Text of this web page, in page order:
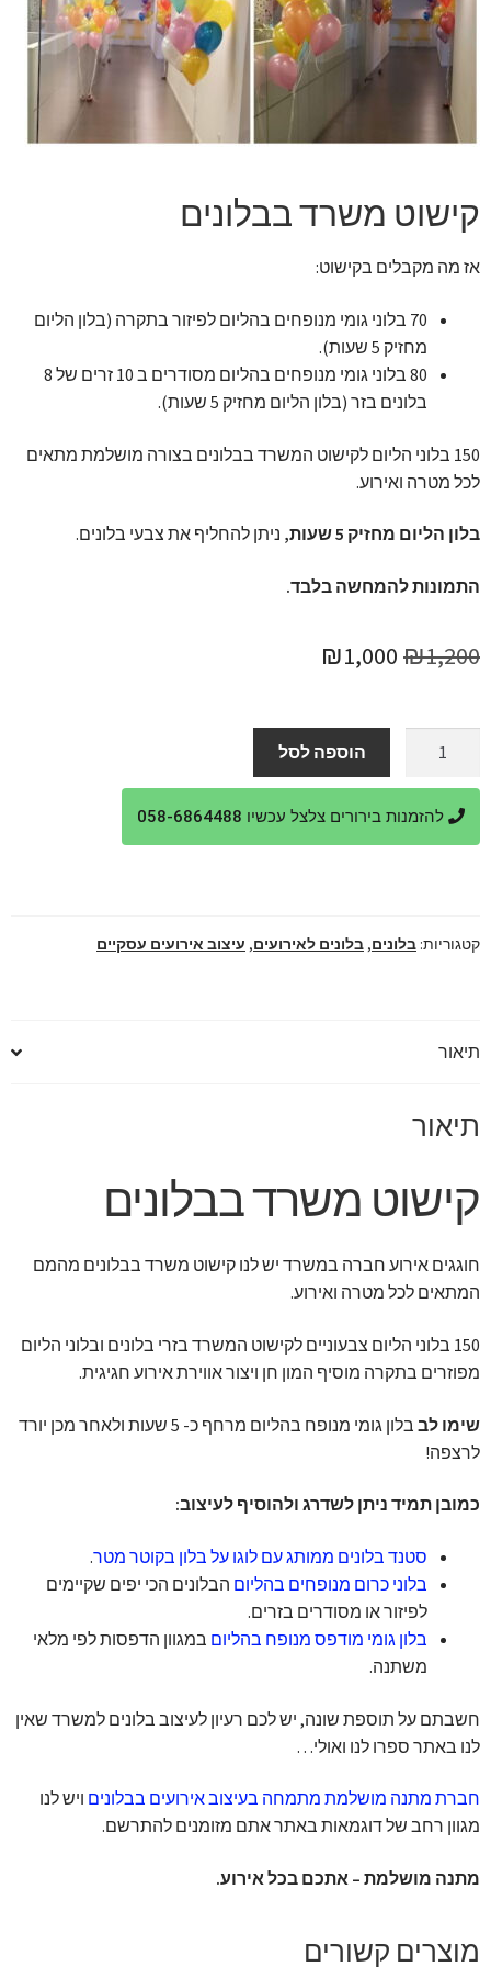
זר מתוק
בלונים בראשון לציון
מתנות בראשון לציון
תשלום
מחירון משלוחי בלונים
קטלוג מוצרים
קישוט משרד בבלונים
אז מה מקבלים בקישוט:
70 בלוני גומי מנופחים בהליום לפיזור בתקרה (בלון הליום
מחזיק 5 שעות).
80 בלוני גומי מנופחים בהליום מסודרים ב 10 זרים של 8
בלונים בזר (בלון הליום מחזיק 5 שעות).
150 בלוני הליום לקישוט המשרד בבלונים בצורה מושלמת מתאים
לכל מטרה ואירוע.
בלון הליום מחזיק 5 שעות, ניתן להחליף את צבעי בלונים.
התמונות להמחשה בלבד.
₪1,200
המחיר
היה:
₪1,200.
₪1,000
הוא:
₪1,000.
קישוט
משרד
בבלונים
הוספה לסל
להזמנות בירורים צלצל עכשיו 058-6864488
קטגוריות: בלונים, בלונים לאירועים, עיצוב אירועים עסקיים
תיאור
תיאור
קישוט משרד בבלונים
חוגגים אירוע חברה במשרד יש לנו קישוט משרד בבלונים מהמם
המתאים לכל מטרה ואירוע.
150 בלוני הליום צבעוניים לקישוט המשרד בזרי בלונים ובלוני הליום
מפוזרים בתקרה מוסיף המון חן ויצור אווירת אירוע חגיגית.
שימו לב
בלון גומי מנופח בהליום מרחף כ- 5 שעות ולאחר מכן יורד
לרצפה!
כמובן תמיד ניתן לשדרג ולהוסיף לעיצוב:
סטנד בלונים ממותג עם לוגו על בלון בקוטר מטר.
בלוני כרום מנופחים בהליום הבלונים הכי יפים שקיימים
לפיזור או מסודרים בזרים.
בלון גומי מודפס מנופח בהליום במגוון הדפסות לפי מלאי
משתנה.
חשבתם על תוספת שונה, יש לכם רעיון לעיצוב בלונים למשרד שאין
לנו באתר ספרו לנו ואולי…
חברת מתנה מושלמת מתמחה בעיצוב אירועים בבלונים ויש לנו
מגוון רחב של דוגמאות באתר אתם מזומנים להתרשם.
מתנה מושלמת – אתכם בכל אירוע.
מוצרים קשורים